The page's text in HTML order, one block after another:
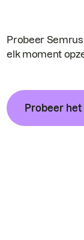
Probeer
elk moment
Probeer